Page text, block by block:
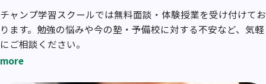
チャンプ学習スクールでは無料面談・体験授業を受け付けてお
ります。勉強の悩みや今の塾・予備校に対する不安など、気軽
にご相談ください。
more